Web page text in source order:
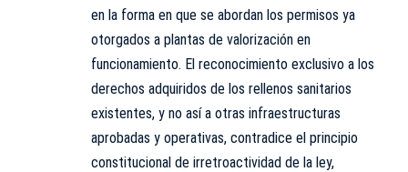
en la forma en que se abordan los permisos ya
otorgados a plantas de valorización en
funcionamiento. El reconocimiento exclusivo a los
derechos adquiridos de los rellenos sanitarios
existentes, y no así a otras infraestructuras
aprobadas y operativas, contradice el principio
constitucional de irretroactividad de la ley,